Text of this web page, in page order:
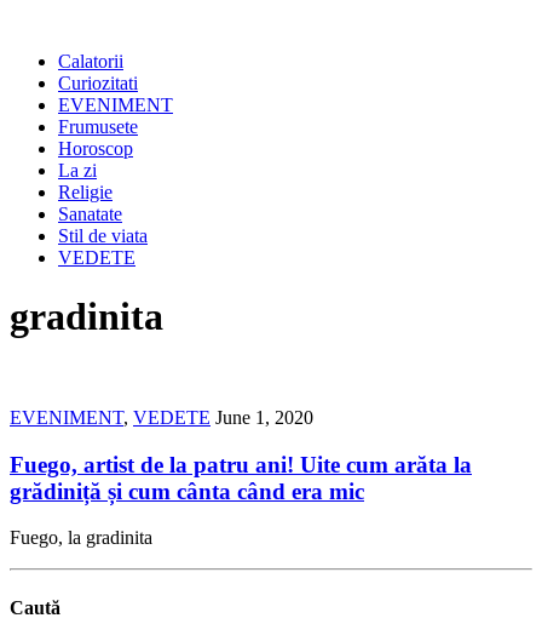
Calatorii
Curiozitati
EVENIMENT
Frumusete
Horoscop
La zi
Religie
Sanatate
Stil de viata
VEDETE
gradinita
EVENIMENT, VEDETE June 1, 2020
Fuego, artist de la patru ani! Uite cum arăta la
grădiniță și cum cânta când era mic
Fuego, la gradinita
Caută